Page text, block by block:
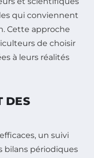
qui conviennent
Cette approche
de choisir
à leurs réalités
DES
un suivi
bilans périodiques